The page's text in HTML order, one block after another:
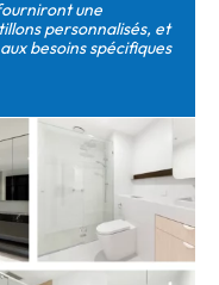
une
personnalisés, et
besoins spécifiques